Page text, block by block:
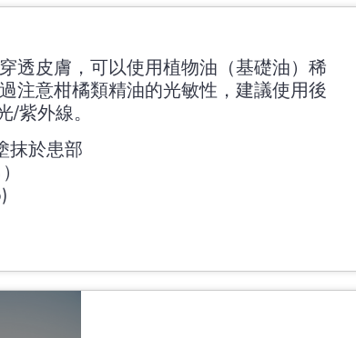
透皮膚，可以使用植物油（基礎油）稀
注意柑橘類精油的光敏性，建議使用後
紫外線。
抹於患部